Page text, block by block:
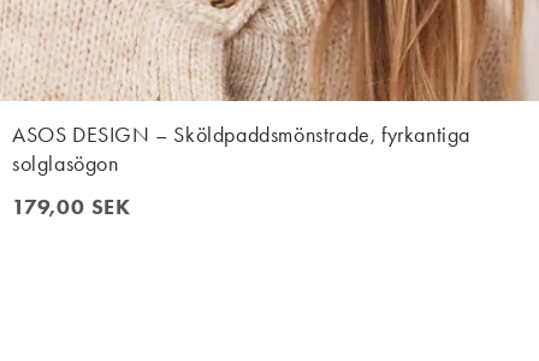
ASOS DESIGN – Sköldpaddsmönstrade, fyrkantiga
solglasögon
179,00 SEK
179,00 SEK